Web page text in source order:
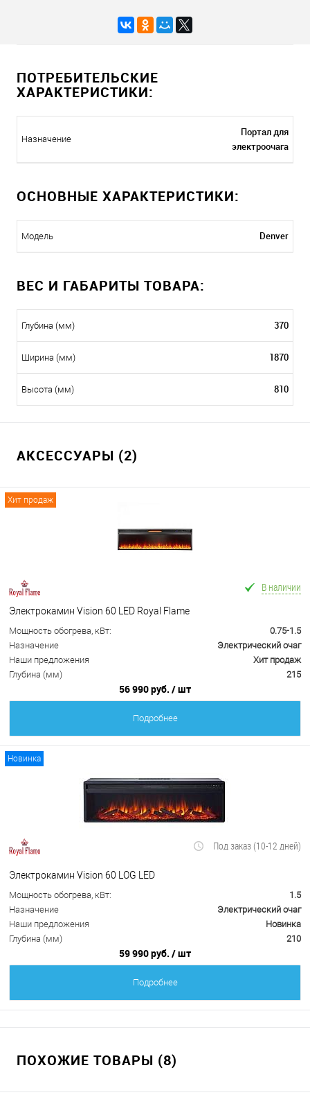
ПОТРЕБИТЕЛЬСКИЕ
ХАРАКТЕРИСТИКИ:
Назначение
Портал для
электроочага
ОСНОВНЫЕ ХАРАКТЕРИСТИКИ:
Модель Denver
ВЕС И ГАБАРИТЫ ТОВАРА:
Глубина (мм) 370
Ширина (мм) 1870
Высота (мм) 810
АКСЕССУАРЫ (2)
Хит продаж
В наличии
Электрокамин Vision 60 LED Royal Flame
Мощность обогрева, кВт:
0.75-1.5
Назначение
Электрический очаг
Наши предложения
Хит продаж
Глубина (мм)
215
56 990 руб. / шт
Подробнее
Новинка
Под заказ (10-12 дней)
Электрокамин Vision 60 LOG LED
Мощность обогрева, кВт:
1.5
Назначение
Электрический очаг
Наши предложения
Новинка
Глубина (мм)
210
59 990 руб. / шт
Подробнее
ПОХОЖИЕ ТОВАРЫ (8)